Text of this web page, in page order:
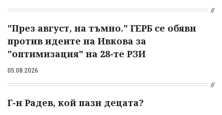
"През август, на тъмно." ГЕРБ се обяви
против идеите на Ивкова за
"оптимизация" на 28-те РЗИ
05.08.2026
Г-н Радев, кой пази децата?